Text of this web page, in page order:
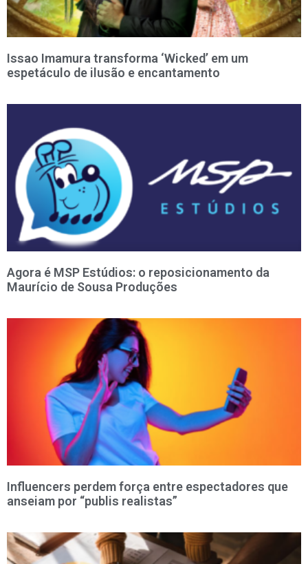
Issao Imamura transforma ‘Wicked’ em um
espetáculo de ilusão e encantamento
Agora é MSP Estúdios: o reposicionamento da
Maurício de Sousa Produções
Influencers perdem força entre espectadores que
anseiam por “publis realistas”